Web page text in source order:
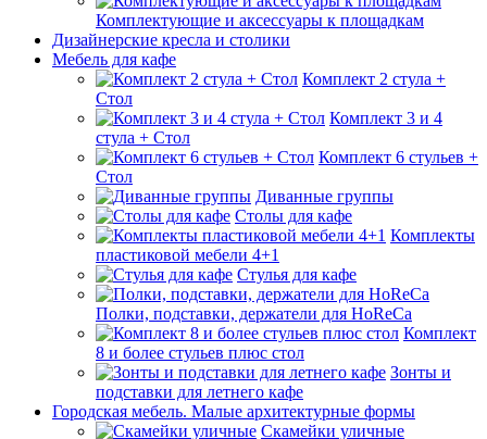
Комплектующие и аксессуары к площадкам
Дизайнерские кресла и столики
Мебель для кафе
Комплект 2 стула +
Стол
Комплект 3 и 4
стула + Стол
Комплект 6 стульев +
Стол
Диванные группы
Столы для кафе
Комплекты
пластиковой мебели 4+1
Стулья для кафе
Полки, подставки, держатели для HoReCa
Комплект
8 и более стульев плюс стол
Зонты и
подставки для летнего кафе
Городская мебель. Малые архитектурные формы
Скамейки уличные